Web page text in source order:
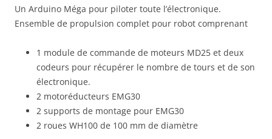
Un Arduino Méga pour piloter toute l’électronique.
Ensemble de propulsion complet pour robot comprenant
1 module de commande de moteurs MD25 et deux
codeurs pour récupérer le nombre de tours et de son
électronique.
2 motoréducteurs EMG30
2 supports de montage pour EMG30
2 roues WH100 de 100 mm de diamètre